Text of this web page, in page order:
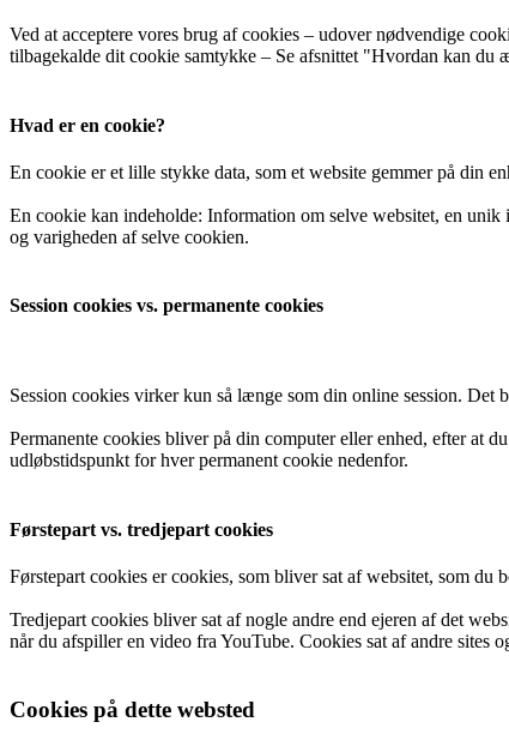
Ved at acceptere vores brug af cookies – udover nødvendige
tilbagekalde dit cookie samtykke – Se afsnittet "Hvordan kan du
Hvad er en cookie?
En cookie er et lille stykke data, som et website gemmer på din
En cookie kan indeholde: Information om selve websitet, en
og varigheden af selve cookien.
Session cookies vs. permanente cookies
Session cookies virker kun så længe som din online session.
Permanente cookies bliver på din computer eller enhed, efter at
udløbstidspunkt for hver permanent cookie nedenfor.
Førstepart vs. tredjepart cookies
Førstepart cookies er cookies, som bliver sat af websitet, som du
Tredjepart cookies bliver sat af nogle andre end ejeren af det
når du afspiller en video fra YouTube. Cookies sat af andre sites
Cookies på dette websted